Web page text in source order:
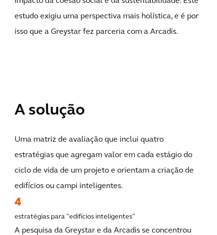
estudo exigiu uma perspectiva mais holística, e é por
isso que a Greystar fez parceria com a Arcadis.
A solução
Uma matriz de avaliação que inclui quatro
estratégias que agregam valor em cada estágio do
ciclo de vida de um projeto e orientam a criação de
edifícios ou campi inteligentes.
4
estratégias para "edifícios inteligentes"
A pesquisa da Greystar e da Arcadis se concentrou